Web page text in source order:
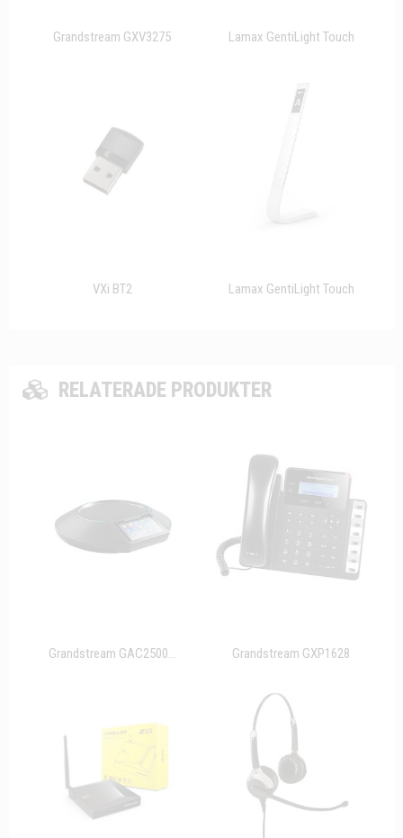
Grandstream GXV3275 Lamax GentiLight Touch
VXi BT2 Lamax GentiLight Touch
RELATERADE PRODUKTER
Grandstream GAC2500... Grandstream GXP1628